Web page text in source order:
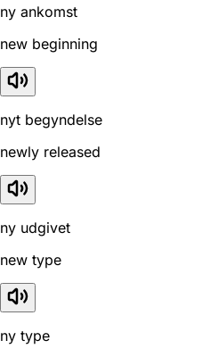
ny ankomst
new beginning
nyt begyndelse
newly released
ny udgivet
new type
ny type